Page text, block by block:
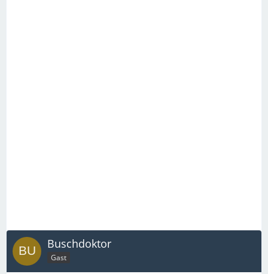
Buschdoktor
Gast